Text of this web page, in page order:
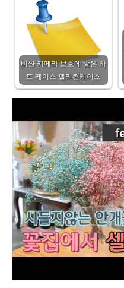
비싼 카메라 보호에 좋은 하
드 케이스 펠리컨케이스